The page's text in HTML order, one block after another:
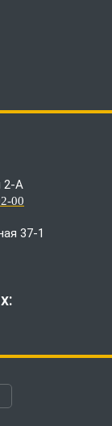
2-А
00
37-1